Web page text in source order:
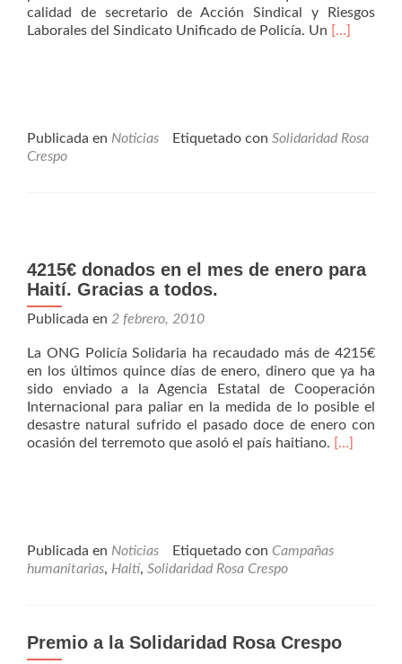
calidad de secretario de Acción Sindical y Riesgos
Laborales del Sindicato Unificado de Policía. Un Leer
la
[…]
Publicada en Noticias Etiquetado con Solidaridad Rosa
Crespo
4215€ donados en el mes de enero para
Haití. Gracias a todos.
Publicada en 2 febrero, 2010
La ONG Policía Solidaria ha recaudado más de 4215€
en los últimos quince días de enero, dinero que ya ha
sido enviado a la Agencia Estatal de Cooperación
Internacional para paliar en la medida de lo posible el
desastre natural sufrido el pasado doce de enero con
ocasión del terremoto que asoló el país haitiano. Leer
de
a
[…]
Publicada en Noticias Etiquetado con Campañas
humanitarias, Haití, Solidaridad Rosa Crespo
Premio a la Solidaridad Rosa Crespo